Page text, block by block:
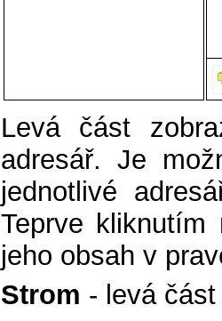
Levá část
adresář. Je
jednotlivé
Teprve
jeho obsah v
Strom - levá část